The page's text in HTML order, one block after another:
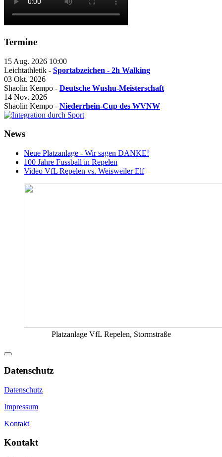
Termine
15 Aug. 2026 10:00
Leichtathletik - Sportabzeichen - 2h Walking
03 Okt. 2026
Shaolin Kempo - Deutsche Wushu-Meisterschaft
14 Nov. 2026
Shaolin Kempo - Niederrhein-Cup des WVNW
News
Neue Platzanlage - Wir sagen DANKE!
100 Jahre Fussball in Repelen
Video VfL Repelen vs. Weisweiler Elf
Platzanlage VfL Repelen, Stormstraße
Datenschutz
Datenschutz
Impressum
Kontakt
Kontakt